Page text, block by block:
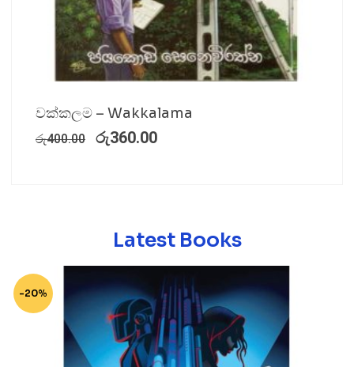
වක්කලම – Wakkalama
රු400.00 රු360.00
Latest Books
-20%